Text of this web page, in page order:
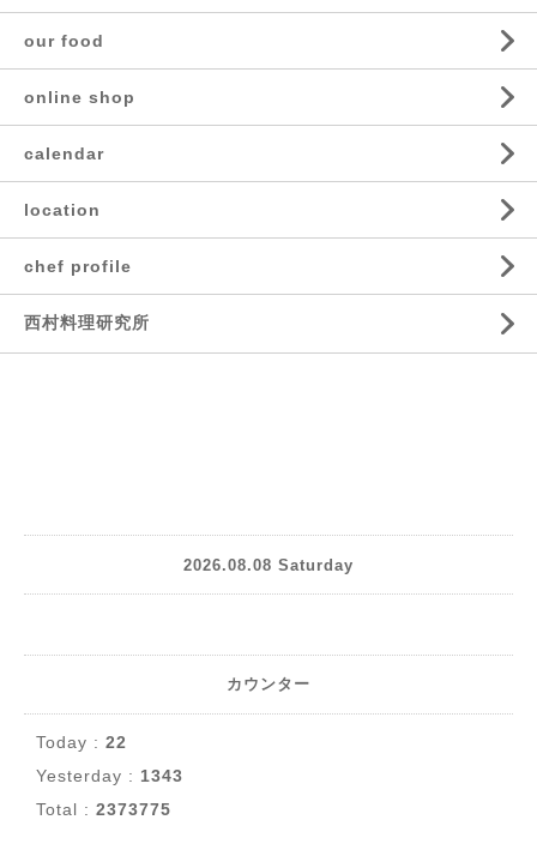
our food
online shop
calendar
location
chef profile
西村料理研究所
2026.08.08 Saturday
カウンター
Today : 22
Yesterday : 1343
Total : 2373775